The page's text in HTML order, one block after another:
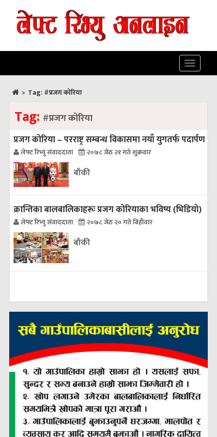
Toggle
> Tag: #प्रजग कोरिया
Tag: #प्रजग कोरिया
प्रजग कोरिया – परराष्ट्र सम्बन्ध विकासमा नयाँ युगतर्फ पदार्पण
लेफ्ट रिभ्यु संवाददाता २०७८ जेठ २१ गते शुक्रवार
बाँकी
क्रान्तिका बालबालिकाहरूः प्रजग कोरियाका भविष्य (भिडियो)
लेफ्ट रिभ्यु संवाददाता २०७८ जेठ २० गते बिहीवार
बाँकी